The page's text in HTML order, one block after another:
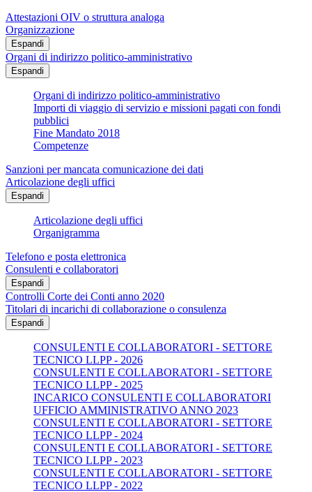
Attestazioni OIV o struttura analoga
Organizzazione
Espandi
Organi di indirizzo politico-amministrativo
Espandi
Organi di indirizzo politico-amministrativo
Importi di viaggio di servizio e missioni pagati con fondi
pubblici
Fine Mandato 2018
Competenze
Sanzioni per mancata comunicazione dei dati
Articolazione degli uffici
Espandi
Articolazione degli uffici
Organigramma
Telefono e posta elettronica
Consulenti e collaboratori
Espandi
Controlli Corte dei Conti anno 2020
Titolari di incarichi di collaborazione o consulenza
Espandi
CONSULENTI E COLLABORATORI - SETTORE
TECNICO LLPP - 2026
CONSULENTI E COLLABORATORI - SETTORE
TECNICO LLPP - 2025
INCARICO CONSULENTI E COLLABORATORI
UFFICIO AMMINISTRATIVO ANNO 2023
CONSULENTI E COLLABORATORI - SETTORE
TECNICO LLPP - 2024
CONSULENTI E COLLABORATORI - SETTORE
TECNICO LLPP - 2023
CONSULENTI E COLLABORATORI - SETTORE
TECNICO LLPP - 2022